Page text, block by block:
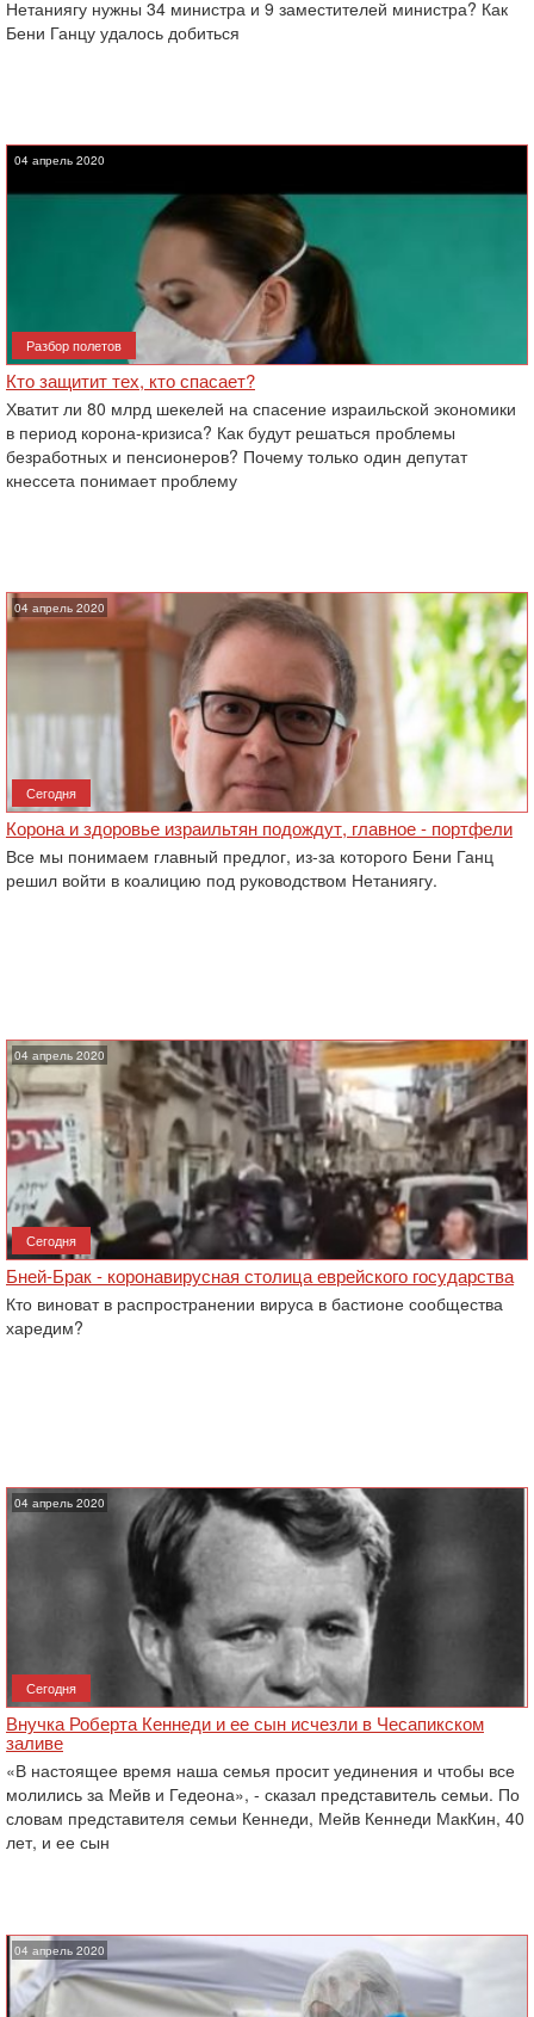
Нетаниягу нужны 34 министра и 9 заместителей министра? Как
Бени Ганцу удалось добиться
04 апрель 2020
Разбор полетов
Кто защитит тех, кто спасает?
Хватит ли 80 млрд шекелей на спасение израильской экономики
в период корона-кризиса? Как будут решаться проблемы
безработных и пенсионеров? Почему только один депутат
кнессета понимает проблему
04 апрель 2020
Сегодня
Корона и здоровье израильтян подождут, главное - портфели
Все мы понимаем главный предлог, из-за которого Бени Ганц
решил войти в коалицию под руководством Нетаниягу.
04 апрель 2020
Сегодня
Бней-Брак - коронавирусная столица еврейского государства
Кто виноват в распространении вируса в бастионе сообщества
харедим?
04 апрель 2020
Сегодня
Внучка Роберта Кеннеди и ее сын исчезли в Чесапикском
заливе
«В настоящее время наша семья просит уединения и чтобы все
молились за Мейв и Гедеона», - сказал представитель семьи. По
словам представителя семьи Кеннеди, Мейв Кеннеди МакКин, 40
лет, и ее сын
04 апрель 2020